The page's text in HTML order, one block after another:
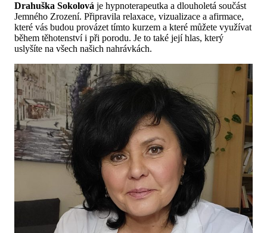
Drahuška Sokolová je hypnoterapeutka a dlouholetá součást
Jemného Zrození. Připravila relaxace, vizualizace a afirmace,
které vás budou provázet tímto kurzem a které můžete využívat
během těhotenství i při porodu. Je to také její hlas, který
uslyšíte na všech našich nahrávkách.